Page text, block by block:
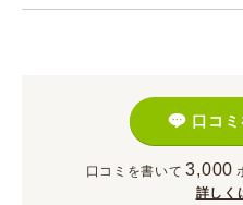
口コ
口コミを書いて 3,000
詳しく